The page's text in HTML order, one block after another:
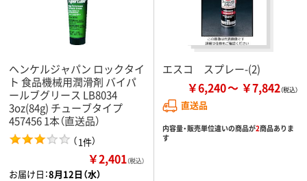
ヘンケルジャパン ロックタイ
ト 食品機械用潤滑剤 バイパ
ールブグリース LB8034
3oz(84g) チューブタイプ
457456 1本（直送品）
（1件）
￥2,401（税込）
お届け日：8月12日（水）
エスコ スプレー-(2)
￥6,240 ￥7,842
直送品
内容量・販売単位違いの商品が2商品ありま
す